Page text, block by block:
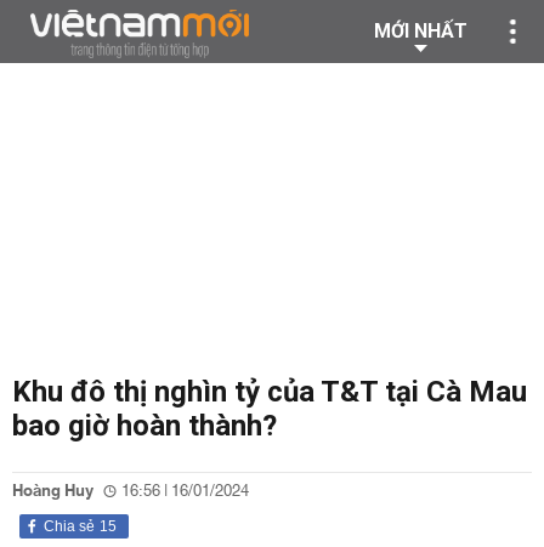
MỚI NHẤT
Khu đô thị nghìn tỷ của T&T tại Cà Mau
bao giờ hoàn thành?
Hoàng Huy 16:56 | 16/01/2024
15
Chia sẻ